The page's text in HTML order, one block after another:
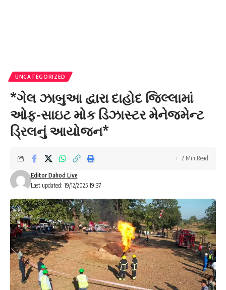
UNCATEGORIZED
*ગેલ ઝાબુઆ દ્વારા દાહોદ જિલ્લામાં
ઓફ-સાઇટ મોક ડિઝાસ્ટર મેનેજમેન્ટ
ડ્રિલનું આયોજન*
Last updated: 19/12/2025 19:37
Editor Dahod Live
2 Min Read